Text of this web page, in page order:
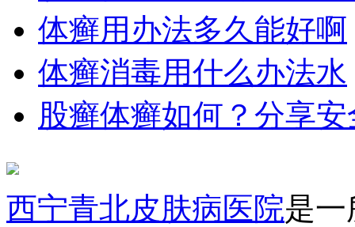
体癣用办法多久能好啊
体癣消毒用什么办法水
股癣体癣如何？分享
西宁青北皮肤病医院是